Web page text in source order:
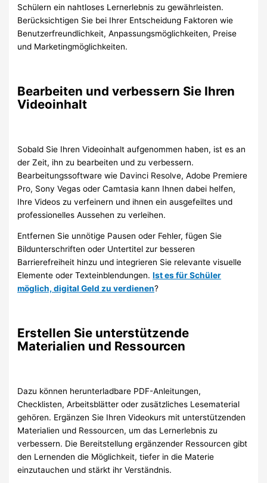
Schülern ein nahtloses Lernerlebnis zu gewährleisten.
Berücksichtigen Sie bei Ihrer Entscheidung Faktoren wie
Benutzerfreundlichkeit, Anpassungsmöglichkeiten, Preise
und Marketingmöglichkeiten.
Bearbeiten und verbessern Sie Ihren
Videoinhalt
Sobald Sie Ihren Videoinhalt aufgenommen haben, ist es an
der Zeit, ihn zu bearbeiten und zu verbessern.
Bearbeitungssoftware wie Davinci Resolve, Adobe Premiere
Pro, Sony Vegas oder Camtasia kann Ihnen dabei helfen,
Ihre Videos zu verfeinern und ihnen ein ausgefeiltes und
professionelles Aussehen zu verleihen.
Entfernen Sie unnötige Pausen oder Fehler, fügen Sie
Bildunterschriften oder Untertitel zur besseren
Barrierefreiheit hinzu und integrieren Sie relevante visuelle
Elemente oder Texteinblendungen.Ist es für Schüler
möglich, digital Geld zu verdienen?
Erstellen Sie unterstützende
Materialien und Ressourcen
Dazu können herunterladbare PDF-Anleitungen,
Checklisten, Arbeitsblätter oder zusätzliches Lesematerial
gehören. Ergänzen Sie Ihren Videokurs mit unterstützenden
Materialien und Ressourcen, um das Lernerlebnis zu
verbessern. Die Bereitstellung ergänzender Ressourcen gibt
den Lernenden die Möglichkeit, tiefer in die Materie
einzutauchen und stärkt ihr Verständnis.